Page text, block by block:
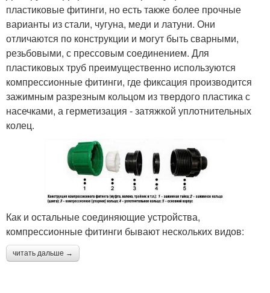
пластиковые фитинги, но есть также более прочные
варианты из стали, чугуна, меди и латуни. Они
отличаются по конструкции и могут быть сварными,
резьбовыми, с прессовым соединением. Для
пластиковых труб преимущественно используются
компрессионные фитинги, где фиксация производится
зажимным разрезным кольцом из твердого пластика с
насечками, а герметизация - затяжкой уплотнительных
колец.
Как и остальные соединяющие устройства,
компрессионные фитинги бывают нескольких видов:
читать дальше →